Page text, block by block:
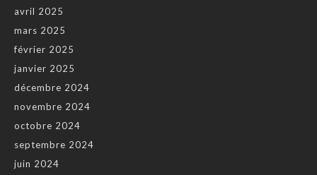
avril 2025
mars 2025
février 2025
janvier 2025
décembre 2024
novembre 2024
octobre 2024
septembre 2024
juin 2024